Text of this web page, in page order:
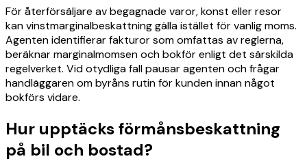
För återförsäljare av begagnade varor, konst eller resor
kan vinstmarginalbeskattning gälla istället för vanlig moms.
Agenten identifierar fakturor som omfattas av reglerna,
beräknar marginalmomsen och bokför enligt det särskilda
regelverket. Vid otydliga fall pausar agenten och frågar
handläggaren om byråns rutin för kunden innan något
bokförs vidare.
Hur upptäcks förmånsbeskattning
på bil och bostad?